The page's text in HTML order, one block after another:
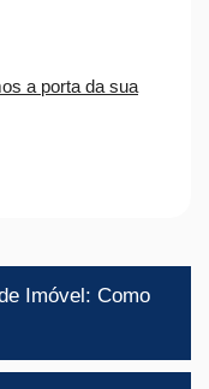
Imóvel: Como